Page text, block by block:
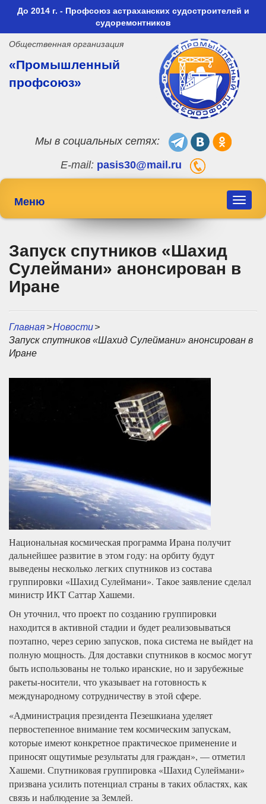
До 2014 г. - Профсоюз астраханских судостроителей и
судоремонтников
Общественная организация
«Промышленный
профсоюз»
Мы в социальных сетях:
E-mail: pasis30@mail.ru
Toggle
Меню
Запуск спутников «Шахид
Сулеймани» анонсирован в
Иране
Главная>Новости>
Запуск спутников «Шахид Сулеймани» анонсирован в
Иране
Национальная космическая программа Ирана получит
дальнейшее развитие в этом году: на орбиту будут
выведены несколько легких спутников из состава
группировки «Шахид Сулеймани». Такое заявление сделал
министр ИКТ Саттар Хашеми.
Он уточнил, что проект по созданию группировки
находится в активной стадии и будет реализовываться
поэтапно, через серию запусков, пока система не выйдет на
полную мощность. Для доставки спутников в космос могут
быть использованы не только иранские, но и зарубежные
ракеты-носители, что указывает на готовность к
международному сотрудничеству в этой сфере.
«Администрация президента Пезешкиана уделяет
первостепенное внимание тем космическим запускам,
которые имеют конкретное практическое применение и
приносят ощутимые результаты для граждан», — отметил
Хашеми. Спутниковая группировка «Шахид Сулеймани»
призвана усилить потенциал страны в таких областях, как
связь и наблюдение за Землей.